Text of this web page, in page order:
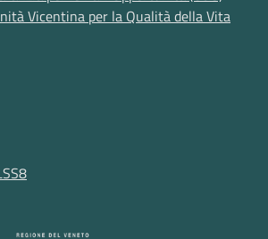
Vicentina per la Qualità della Vita